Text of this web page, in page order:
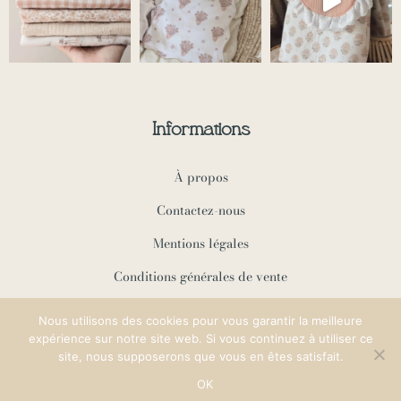
Informations
À propos
Contactez-nous
Mentions légales
Conditions générales de vente
Copyright ©2024 Many Mini Milky ♡
Nous utilisons des cookies pour vous garantir la meilleure
expérience sur notre site web. Si vous continuez à utiliser ce
site, nous supposerons que vous en êtes satisfait.
OK